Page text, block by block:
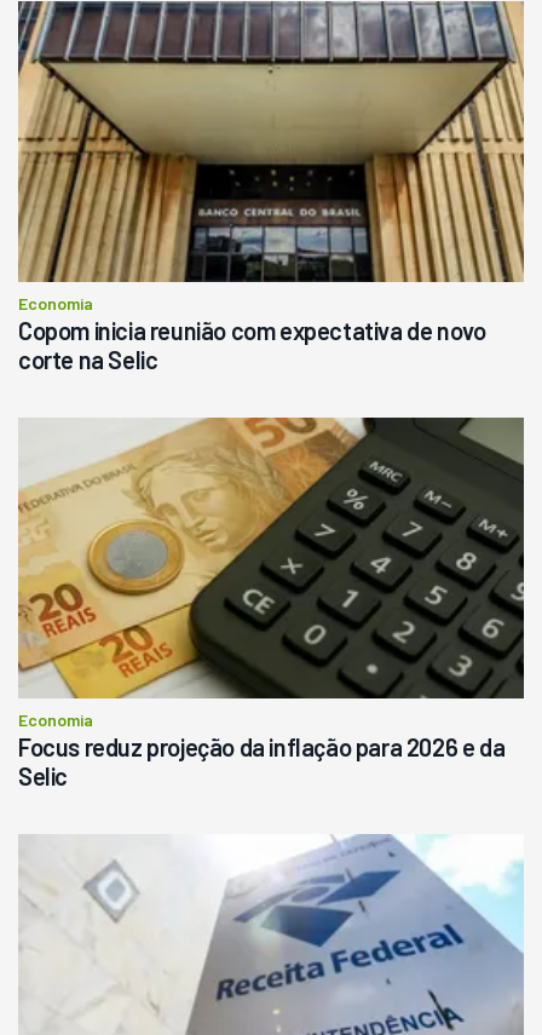
Pá Carregadeira Cat 966
Ano 1987
R$ 145.000
Consultar
Economia
Copom inicia reunião com expectativa de novo
corte na Selic
Economia
Focus reduz projeção da inflação para 2026 e da
Selic